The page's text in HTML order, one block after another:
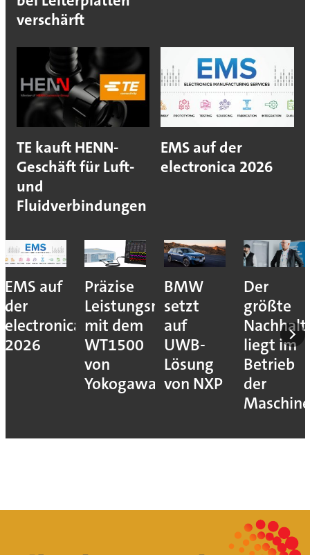
verschärft
TE kauft HENN-
Geschäft für Luft-
und
Fluidverbindungen
EMS auf der
electronica 2026
EMS auf
der
electronica
2026
Präzise
Leistungsmessung
mit dem
WT1500
von
Yokogawa
BMW
setzt
auf
UWB-
Lösung
von NXP
Der
größte
liegt im
Betrieb
der